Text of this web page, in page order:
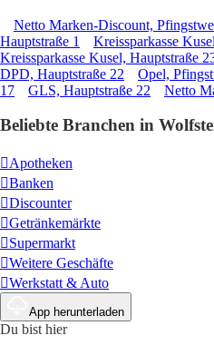
Netto Marken-Discount,
Hauptstraße 1
Kreissparkasse
Kreissparkasse Kusel, Hauptstraße
DPD, Hauptstraße 22
Opel,
17
GLS, Hauptstraße 22 Netto
Beliebte Branchen in
Apotheken
Banken
Discounter
Getränkemärkte
Supermarkt
Weitere Geschäfte
Werkstatt & Auto
App herunterladen
Du bist hier